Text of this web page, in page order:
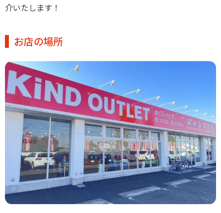
介いたします！
お店の場所